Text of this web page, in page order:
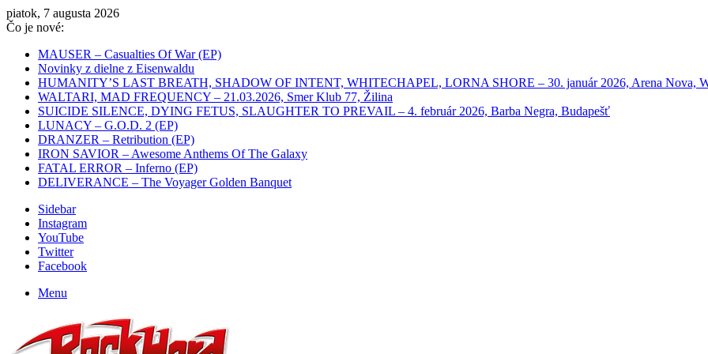
piatok, 7 augusta 2026
Čo je nové:
MAUSER – Casualties Of War (EP)
Novinky z dielne z Eisenwaldu
HUMANITY’S LAST BREATH, SHADOW OF INTENT, WHITECHAPEL, LORNA SHORE – 30. január 2026, Arena Nova,
WALTARI, MAD FREQUENCY – 21.03.2026, Smer Klub 77, Žilina
SUICIDE SILENCE, DYING FETUS, SLAUGHTER TO PREVAIL – 4. február 2026, Barba Negra, Budapešť
LUNACY – G.O.D. 2 (EP)
DRANZER – Retribution (EP)
IRON SAVIOR – Awesome Anthems Of The Galaxy
FATAL ERROR – Inferno (EP)
DELIVERANCE – The Voyager Golden Banquet
Sidebar
Instagram
YouTube
Twitter
Facebook
Menu